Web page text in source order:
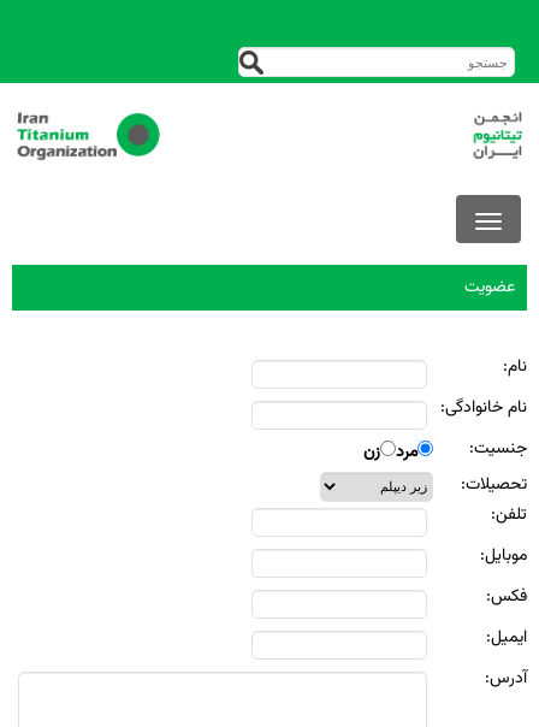
عضويت
نام:
نام خانوادگی:
جنسيت:
مرد زن
تحصيلات:
تلفن:
موبايل:
فکس:
ايميل:
آدرس: